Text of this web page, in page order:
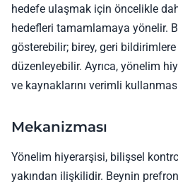
hedefe ulaşmak için öncelikle
hedefleri tamamlamaya yönelir.
gösterebilir; birey, geri
düzenleyebilir. Ayrıca, yönelim
ve kaynaklarını verimli
Mekanizması
Yönelim hiyerarşisi, bilişsel
yakından ilişkilidir. Beynin